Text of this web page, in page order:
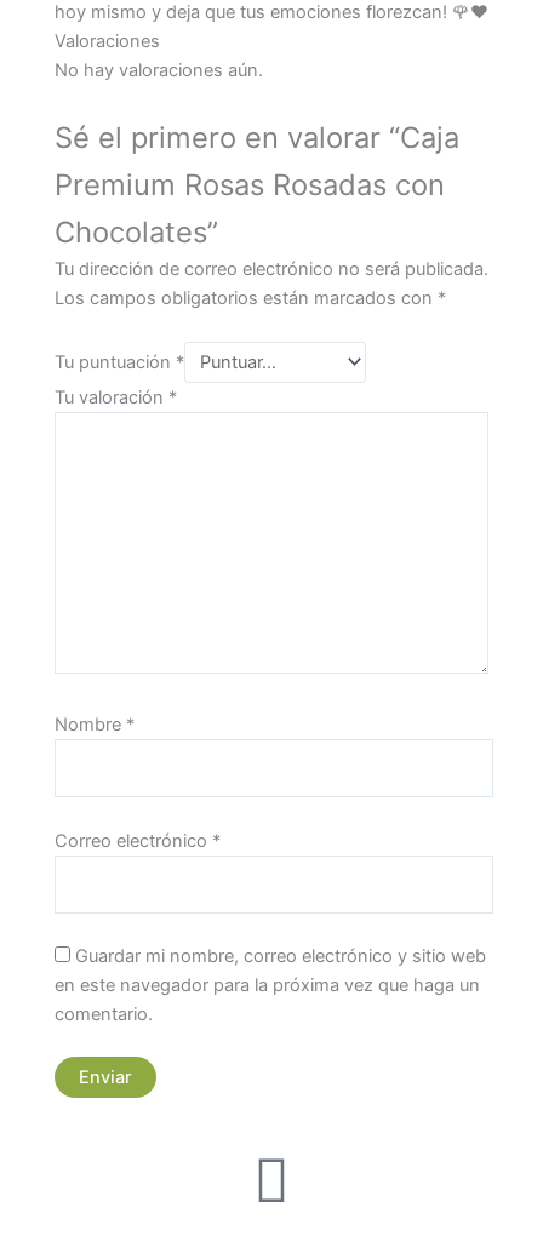
hoy mismo y deja que tus emociones florezcan! 🌹❤️
Valoraciones
No hay valoraciones aún.
Sé el primero en valorar “Caja
Premium Rosas Rosadas con
Chocolates”
Tu dirección de correo electrónico no será publicada.
Los campos obligatorios están marcados con *
Tu puntuación *
Tu valoración *
Nombre *
Correo electrónico *
Guardar mi nombre, correo electrónico y sitio web
en este navegador para la próxima vez que haga un
comentario.